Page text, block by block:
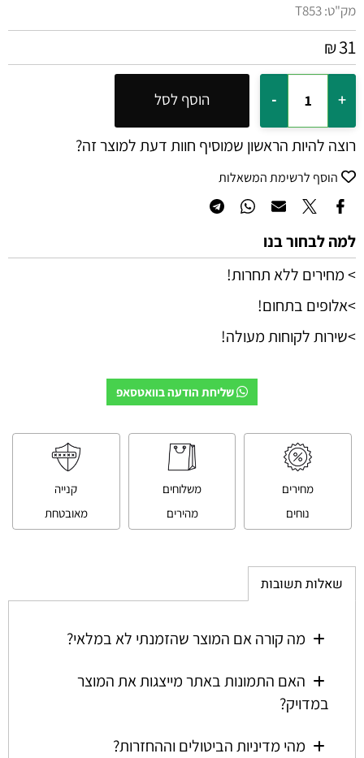
מק"ט:T853
₪31
הוסף לסל
רוצה להיות הראשון שמוסיף חוות דעת למוצר זה?
הוסף לרשימת המשאלות
למה לבחור בנו
> מחירים ללא תחרות!
>אלופים בתחום!
>שירות לקוחות מעולה!
שליחת הודעה בוואטסאפ
מחירים
נוחים
משלוחים
מהירים
קנייה
מאובטחת
שאלות תשובות
מה קורה אם המוצר שהזמנתי לא במלאי?
האם התמונות באתר מייצגות את המוצר
במדויק?
מהי מדיניות הביטולים וההחזרות?